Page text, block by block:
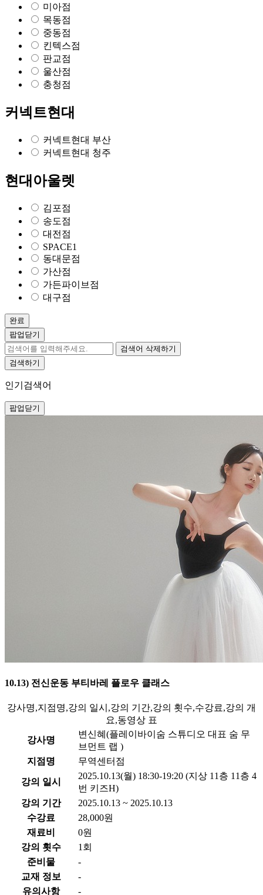
미아점
목동점
중동점
킨텍스점
판교점
울산점
충청점
커넥트현대
커넥트현대 부산
커넥트현대 청주
현대아울렛
김포점
송도점
대전점
SPACE1
동대문점
가산점
가든파이브점
대구점
완료
팝업닫기
검색어 삭제하기
검색하기
인기검색어
팝업닫기
10.13) 전신운동 부티바레 플로우 클래스
강사명,지점명,강의 일시,강의 기간,강의 횟수,수강료,강의 개
요,동영상 표
강사명
변신혜(플레이바이숨 스튜디오 대표 숨 무
브먼트 랩 )
지점명
무역센터점
강의 일시
2025.10.13(월) 18:30-19:20 (지상 11층 11층 4
번 키즈H)
강의 기간
2025.10.13 ~ 2025.10.13
수강료
28,000원
재료비
0원
강의 횟수
1회
준비물
-
교재 정보
-
유의사항
-